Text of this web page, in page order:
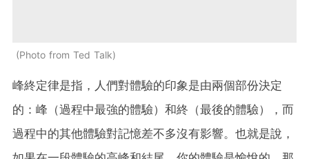
Photo from Ted Talk
峰終定律是指，人們對體驗的印象是由兩個部份決定
的：峰（過程中最強的體驗）和終（最後的體驗），而
過程中的其他體驗對記憶差不多沒有影響。也就是說，